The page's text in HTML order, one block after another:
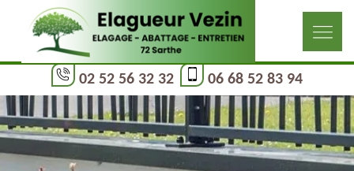
02 52 56 32 32 06 68 52 83 94